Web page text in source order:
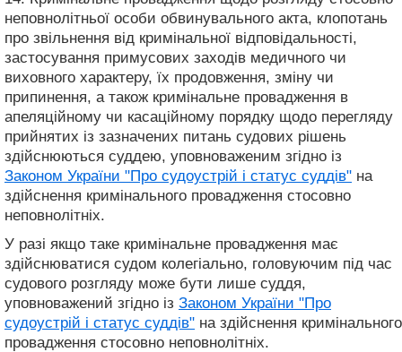
неповнолітньої особи обвинувального акта, клопотань
про звільнення від кримінальної відповідальності,
застосування примусових заходів медичного чи
виховного характеру, їх продовження, зміну чи
припинення, а також кримінальне провадження в
апеляційному чи касаційному порядку щодо перегляду
прийнятих із зазначених питань судових рішень
здійснюються суддею, уповноваженим згідно із
Законом України "Про судоустрій і статус суддів" на
здійснення кримінального провадження стосовно
неповнолітніх.
У разі якщо таке кримінальне провадження має
здійснюватися судом колегіально, головуючим під час
судового розгляду може бути лише суддя,
уповноважений згідно із Законом України "Про
судоустрій і статус суддів" на здійснення кримінального
провадження стосовно неповнолітніх.